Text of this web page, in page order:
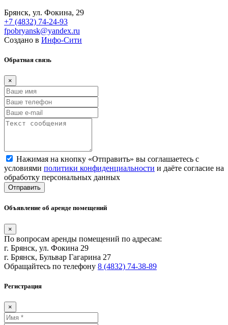
Брянск, ул. Фокина, 29
+7 (4832) 74-24-93
fpobryansk@yandex.ru
Создано в Инфо-Сити
Обратная связь
×
Нажимая на кнопку «Отправить» вы соглашаетесь с
условиями политики конфиденциальности и даёте согласие на
обработку персональных данных
Отправить
Объявление об аренде помещений
×
По вопросам аренды помещений по адресам:
г. Брянск, ул. Фокина 29
г. Брянск, Бульвар Гагарина 27
Обращайтесь по телефону 8 (4832) 74-38-89
Регистрация
×